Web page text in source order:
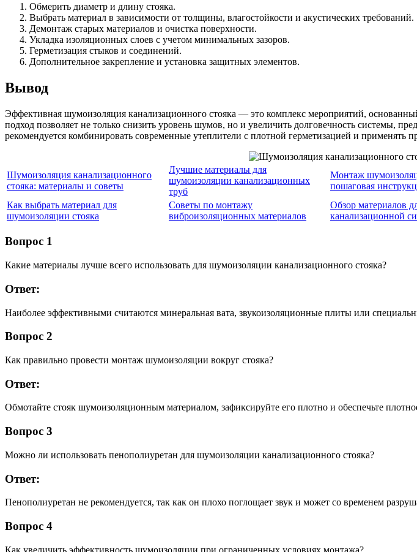
Обмерить диаметр и длину стояка.
Выбрать материал в зависимости от толщины, влагостойкости и акустических требований.
Демонтаж старых материалов и очистка поверхности.
Укладка изоляционных слоев с учетом минимальных зазоров.
Герметизация стыков и соединений.
Дополнительное закрепление и установка защитных элементов.
Вывод
Эффективная шумоизоляция канализационного стояка — это комплекс мероприятий,
подход позволяет не только снизить уровень шумов, но и увеличить долговечность системы,
рекомендуется комбинировать современные утеплители с плотной герметизацией и применять
Шумоизоляция канализационного
стояка: материалы и советы
Лучшие материалы для
шумоизоляции канализационных
труб
Монтаж
пошаговая
Как выбрать материал для
шумоизоляции стояка
Советы по монтажу
виброизоляционных материалов
Обзор материалов
канализационной
Вопрос 1
Какие материалы лучше всего использовать для шумоизоляции канализационного стояка?
Ответ:
Наиболее эффективными считаются минеральная вата, звукоизоляционные плиты или
Вопрос 2
Как правильно провести монтаж шумоизоляции вокруг стояка?
Ответ:
Обмотайте стояк шумоизоляционным материалом, зафиксируйте его плотно и обеспечьте
Вопрос 3
Можно ли использовать пенополиуретан для шумоизоляции канализационного стояка?
Ответ:
Пенополиуретан не рекомендуется, так как он плохо поглощает звук и может со временем
Вопрос 4
Как увеличить эффективность шумоизоляции при ограниченных условиях монтажа?